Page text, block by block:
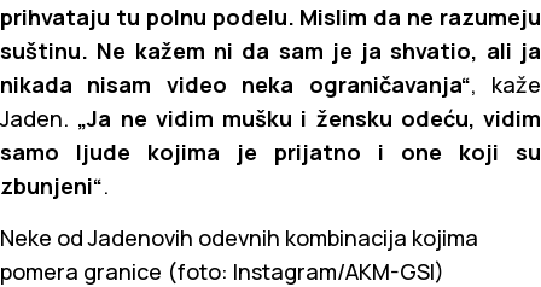
prihvataju tu polnu podelu. Mislim da ne razumeju
suštinu. Ne kažem ni da sam je ja shvatio, ali ja
nikada nisam video neka ograničavanja“, kaže
Jaden. „Ja ne vidim mušku i žensku odeću, vidim
samo ljude kojima je prijatno i one koji su
zbunjeni“.
Neke od Jadenovih odevnih kombinacija kojima
pomera granice (foto: Instagram/AKM-GSI)